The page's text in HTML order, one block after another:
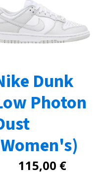
Dunk
Photon
115,00 €